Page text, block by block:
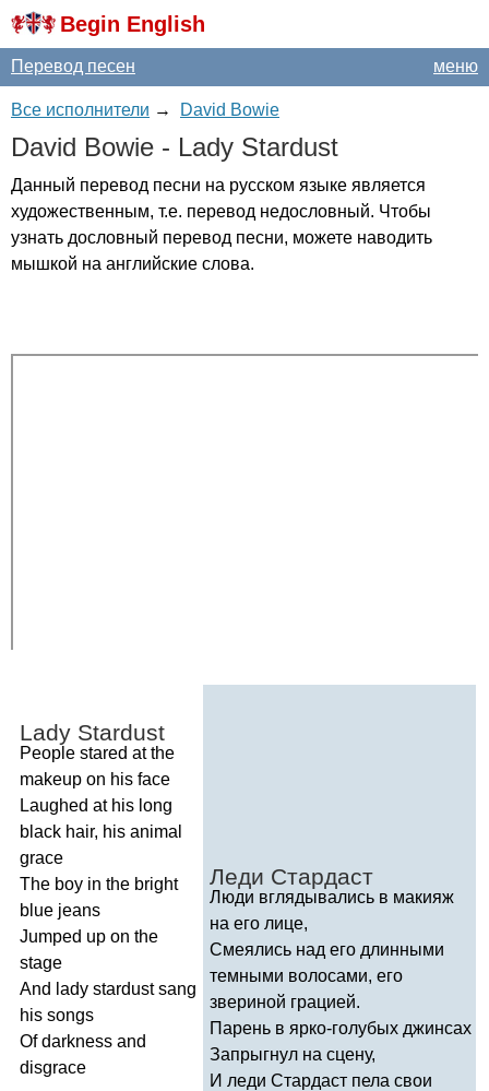
Begin English
меню
Перевод песен
Все исполнители → David Bowie
David Bowie - Lady Stardust
Данный перевод песни на русском языке является
художественным, т.е. перевод недословный. Чтобы
узнать дословный перевод песни, можете наводить
мышкой на английские слова.
Lady Stardust
People stared at the
makeup on his face
Laughed at his long
black hair, his animal
grace
The boy in the bright
blue jeans
Jumped up on the
stage
And lady stardust sang
his songs
Of darkness and
disgrace
Леди Стардаст
Люди вглядывались в макияж
на его лице,
Смеялись над его длинными
темными волосами, его
звериной грацией.
Парень в ярко-голубых джинсах
Запрыгнул на сцену,
И леди Стардаст пела свои